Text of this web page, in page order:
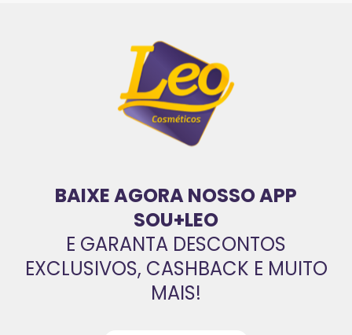
BAIXE AGORA NOSSO APP
SOU+LEO
E GARANTA DESCONTOS
EXCLUSIVOS, CASHBACK E MUITO
MAIS!